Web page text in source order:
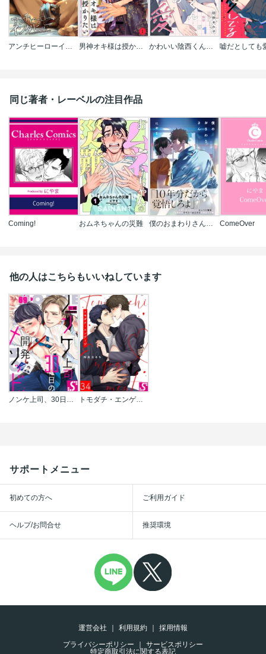
アンチヒーローインタビュー 男神オキ様は授かりたい かわいい陰西くんとの拗らせ愛
同じ著者・レーベルの注目作品
Coming! おムネちゃんの災難 ComeOver
他の人はこちらもいいねしています
トモダチ・エンゲージ
サポートメニュー
初めての方へ ご利用ガイド
ヘルプ/お問合せ 推奨環境
運営会社 利用規約
採用情報
プライバシーポリシー
サービスポリシー
特定商取引法に関する表記